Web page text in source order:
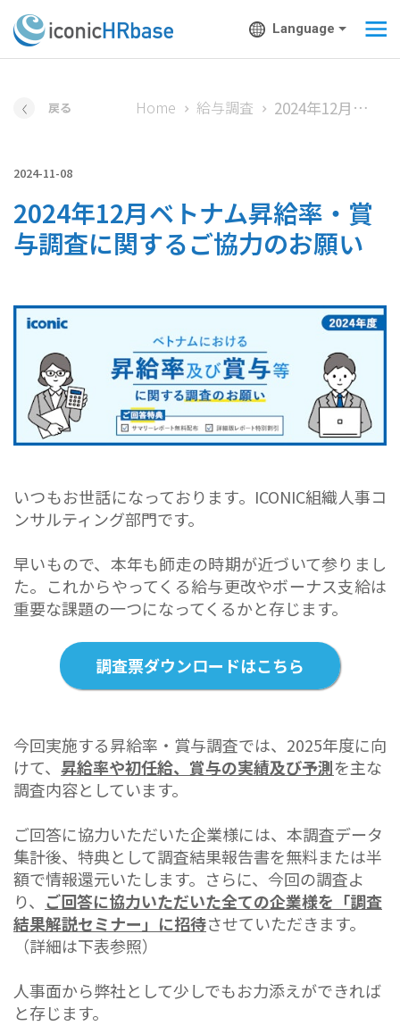
Language
戻る Home 給与調査 2024年12月ベトナム昇給率・賞与調査に関するご協力のお願い
2024-11-08
2024年12月ベトナム昇給率・賞
与調査に関するご協力のお願い
いつもお世話になっております。ICONIC組織人事コ
ンサルティング部門です。
早いもので、本年も師走の時期が近づいて参りまし
た。これからやってくる給与更改やボーナス支給は
重要な課題の一つになってくるかと存じます。
調査票ダウンロードはこちら
今回実施する昇給率・賞与調査では、2025年度に向
けて、 昇給率や初任給、賞与の実績及び予測を主な
調査内容としています。
ご回答に協力いただいた企業様には、本調査データ
集計後、特典として調査結果報告書を無料または半
額で情報還元いたします。さらに、今回の調査よ
り、 ご回答に協力いただいた全ての企業様を「調査
結果解説セミナー」に招待させていただきます。
（詳細は下表参照）
人事面から弊社として少しでもお力添えができれば
と存じます。